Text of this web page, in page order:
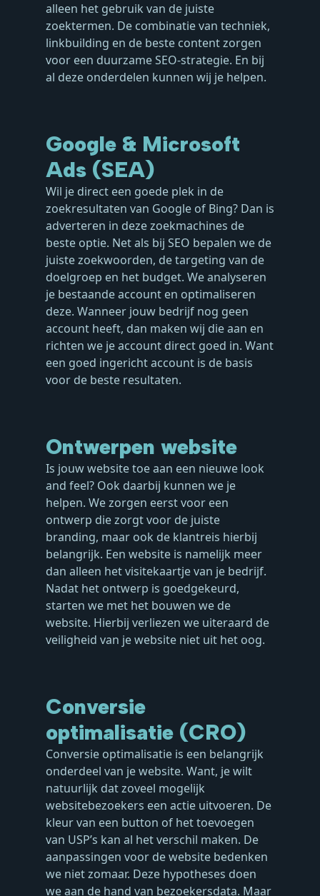
alleen het gebruik van de juiste
zoektermen. De combinatie van techniek,
linkbuilding en de beste content zorgen
voor een duurzame SEO-strategie. En bij
al deze onderdelen kunnen wij je helpen.
Google & Microsoft
Ads (SEA)
Wil je direct een goede plek in de
zoekresultaten van Google of Bing? Dan is
adverteren in deze zoekmachines de
beste optie. Net als bij SEO bepalen we de
juiste zoekwoorden, de targeting van de
doelgroep en het budget. We analyseren
je bestaande account en optimaliseren
deze. Wanneer jouw bedrijf nog geen
account heeft, dan maken wij die aan en
richten we je account direct goed in. Want
een goed ingericht account is de basis
voor de beste resultaten.
Ontwerpen website
Is jouw website toe aan een nieuwe look
and feel? Ook daarbij kunnen we je
helpen. We zorgen eerst voor een
ontwerp die zorgt voor de juiste
branding, maar ook de klantreis hierbij
belangrijk. Een website is namelijk meer
dan alleen het visitekaartje van je bedrijf.
Nadat het ontwerp is goedgekeurd,
starten we met het bouwen we de
website. Hierbij verliezen we uiteraard de
veiligheid van je website niet uit het oog.
Conversie
optimalisatie (CRO)
Conversie optimalisatie is een belangrijk
onderdeel van je website. Want, je wilt
natuurlijk dat zoveel mogelijk
websitebezoekers een actie uitvoeren. De
kleur van een button of het toevoegen
van USP’s kan al het verschil maken. De
aanpassingen voor de website bedenken
we niet zomaar. Deze hypotheses doen
we aan de hand van bezoekersdata. Maar